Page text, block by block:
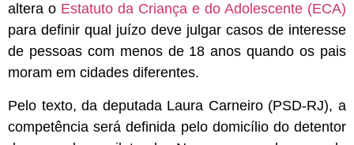
altera o Estatuto da Criança e do Adolescente (ECA)
para definir qual juízo deve julgar casos de interesse
de pessoas com menos de 18 anos quando os pais
moram em cidades diferentes.
Pelo texto, da deputada Laura Carneiro (PSD-RJ), a
competência será definida pelo domicílio do detentor